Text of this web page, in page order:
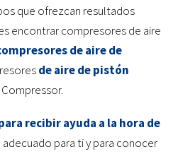
que ofrezcan resultados
encontrar compresores de aire
de aire de
de aire de pistón
recibir ayuda a la hora de
para ti y para conocer